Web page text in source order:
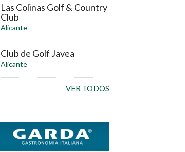
Las Colinas Golf & Country
Club
Alicante
Club de Golf Javea
Alicante
VER TODOS